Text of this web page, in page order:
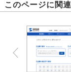
このページに関